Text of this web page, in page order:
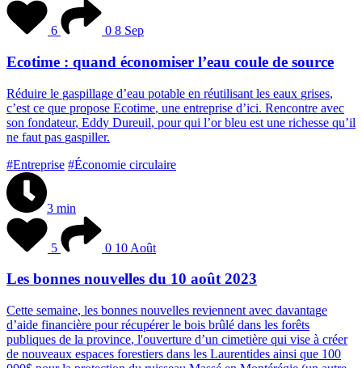
6 0 8 Sep
Ecotime : quand économiser l’eau coule de source
Réduire le gaspillage d’eau potable en réutilisant les eaux grises,
c’est ce que propose Ecotime, une entreprise d’ici. Rencontre avec
son fondateur, Eddy Dureuil, pour qui l’or bleu est une richesse qu’il
ne faut pas gaspiller.
#Entreprise #Économie circulaire
3 min
5 0 10 Août
Les bonnes nouvelles du 10 août 2023
Cette semaine, les bonnes nouvelles reviennent avec davantage
d’aide financière pour récupérer le bois brûlé dans les forêts
publiques de la province, l'ouverture d’un cimetière qui vise à créer
de nouveaux espaces forestiers dans les Laurentides ainsi que 100